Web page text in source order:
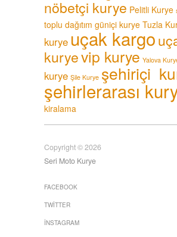
nöbetçi kurye Pelitli Kurye
toplu dağıtım güniçi kurye Tuzla
kurye uçak kargo
kuryevip kurye Yalova
kurye Şile Kurye şehiriçi
şehirlerarası
kiralama
Copyright © 2026
Seri Moto Kurye
FACEBOOK
TWITTER
İNSTAGRAM